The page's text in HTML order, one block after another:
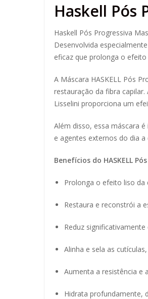
Haskell Pós
Haskell Pós Progressiva
Desenvolvida
eficaz que prolonga o
A Máscara HASKELL Pós
restauração da fibra
Lisselini proporciona um
Além disso, essa máscara
e agentes externos do dia
Benefícios do HASKELL
Prolonga o efeito liso da
Restaura e reconstrói a
Reduz significativamente
Alinha e sela as
Aumenta a resistência e
Hidrata profundamente,